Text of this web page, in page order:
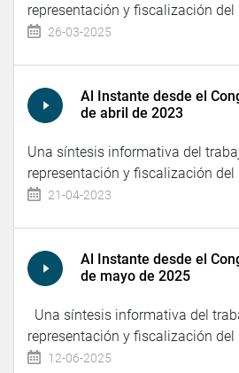
representación y fiscalización del
26-03-2025
Al Instante desde el
de abril de 2023
Una síntesis informativa del
representación y fiscalización del
21-04-2023
Al Instante desde el
de mayo de 2025
Una síntesis informativa del
representación y fiscalización del
12-06-2025